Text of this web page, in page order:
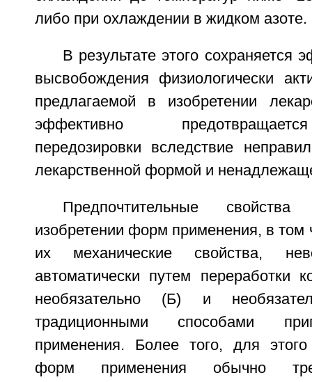
либо при охлаждении в жидком азоте.
В результате этого сохраняется
высвобождения физиологически
предлагаемой в изобретении
эффективно
передозировки вследствие
лекарственной формой и
Предпочтительные
изобретении форм применения, в том
их механические свойства,
автоматически путем переработки
необязательно (Б) и
традиционными способами
применения. Более того, для этого
форм применения обычно